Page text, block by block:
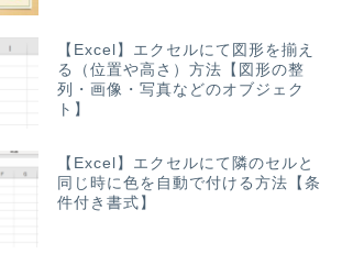
【Excel】エクセルにて図形を揃え
る（位置や高さ）方法【図形の整
列・画像・写真などのオブジェク
ト】
【Excel】エクセルにて隣のセルと
同じ時に色を自動で付ける方法【条
件付き書式】